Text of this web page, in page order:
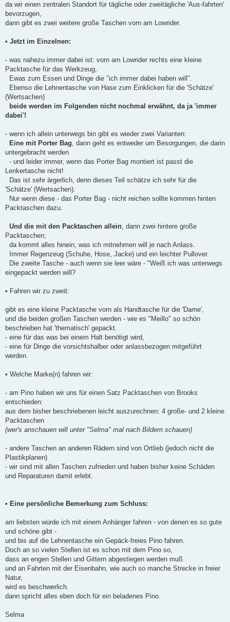
da wir einen zentralen Standort für tägliche oder zweitägliche 'Aus-fahrten'
bevorzugen,
dann gibt es zwei weitere große Taschen vorn am Lowrider.
• Jetzt im Einzelnen:
- was nahezu immer dabei ist: vorn am Lowrider rechts eine kleine
Packtasche für das Werkzeug,
Ewas zum Essen und Dinge die "ich immer dabei haben will".
Ebenso die Lehnentasche von Hase zum Einklicken für die 'Schätze'
(Wertsachen)
beide werden im Folgenden nicht nochmal erwähnt, da ja 'immer
dabei'!
- wenn ich allein unterwegs bin gibt es wieder zwei Varianten:
Eine mit Porter Bag, dann geht es entweder um Besorgungen, die darin
untergebracht werden
- und leider immer, wenn das Porter Bag montiert ist passt die
Lenkertasche nicht!
Das ist sehr ärgerlich, denn dieses Teil schätze ich sehr für die
'Schätze' (Wertsachen).
Nur wenn diese - das Porter Bag - nicht reichen sollte kommen hinten
Packtaschen dazu.
Und die mit den Packtaschen allein, dann zwei hintere große
Packtaschen;
da kommt alles hinein, was ich mitnehmen will je nach Anlass.
Immer Regenzeug (Schuhe, Hose, Jacke) und ein leichter Pullover.
Die zweite Tasche - auch wenn sie leer wäre - "Weiß ich was unterwegs
eingepackt werden will?
• Fahren wir zu zweit:
gibt es eine kleine Packtasche vorn als Handtasche für die 'Dame',
und die beiden großen Taschen werden - wie es "Meillo" so schön
beschrieben hat 'thematisch' gepackt.
- eine für das was bei einem Halt benötigt wird,
- eine für Dinge die vorsichtshalber oder anlassbezogen mitgeführt
werden.
• Welche Marke(n) fahren wir:
- am Pino haben wir uns für einen Satz Packtaschen von Brooks
entschieden:
aus dem bisher beschriebenen leicht auszurechnen: 4 große- und 2 kleine
Packtaschen
(wer's anschauen will unter "Selma" mal nach Bildern schauen)
- andere Taschen an anderen Rädern sind von Ortlieb (jedoch nicht die
Plastikplanen)
- wir sind mit allen Taschen zufrieden und haben bisher keine Schäden
und Reparaturen damit erlebt.
• Eine persönliche Bemerkung zum Schluss:
am liebsten würde ich mit einem Anhänger fahren - von denen es so gute
und schöne gibt -
und bis auf die Lehnentasche ein Gepäck-freies Pino fahren.
Doch an so vielen Stellen ist es schon mit dem Pino so,
dass an engen Stellen und Gittern abgestiegen werden muß
und an Fahrten mit der Eisenbahn, wie auch so manche Strecke in freier
Natur,
wird es beschwerlich.
dann spricht alles eben doch für ein beladenes Pino.
Selma